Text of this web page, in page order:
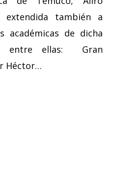
extendida también a
académicas de dicha
entre ellas: Gran
Héctor…